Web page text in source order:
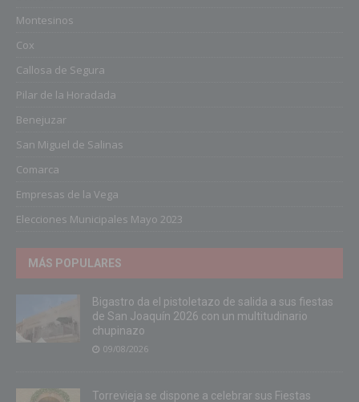
Montesinos
Cox
Callosa de Segura
Pilar de la Horadada
Benejuzar
San Miguel de Salinas
Comarca
Empresas de la Vega
Elecciones Municipales Mayo 2023
MÁS POPULARES
Bigastro da el pistoletazo de salida a sus fiestas
de San Joaquín 2026 con un multitudinario
chupinazo
09/08/2026
Torrevieja se dispone a celebrar sus Fiestas